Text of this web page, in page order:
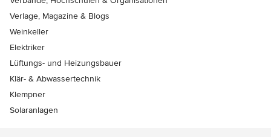
Verlage, Magazine & Blogs
Weinkeller
Elektriker
Lüftungs- und Heizungsbauer
Klär- & Abwassertechnik
Klempner
Solaranlagen